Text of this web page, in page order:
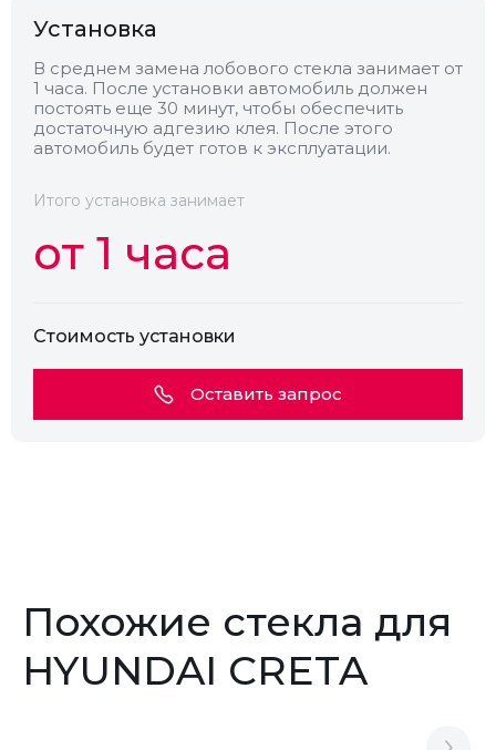
Обогрев
Установка
В среднем замена лобового стекла занимает от
1 часа. После установки автомобиль должен
постоять еще 30 минут, чтобы обеспечить
достаточную адгезию клея. После этого
автомобиль будет готов к эксплуатации.
Итого установка занимает
от 1 часа
Стоимость установки
Оставить запрос
Похожие стекла для
HYUNDAI CRETA